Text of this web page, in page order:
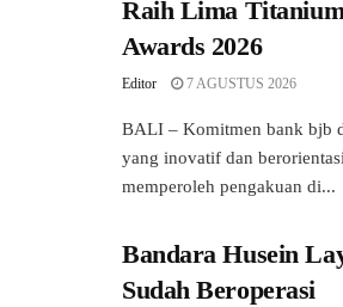
Raih Lima
Awards 2026
Editor 7 AGUSTUS 2026
BALI – Komitmen bank bjb
yang inovatif dan
memperoleh pengakuan di...
Bandara Husein
Sudah Beroperasi